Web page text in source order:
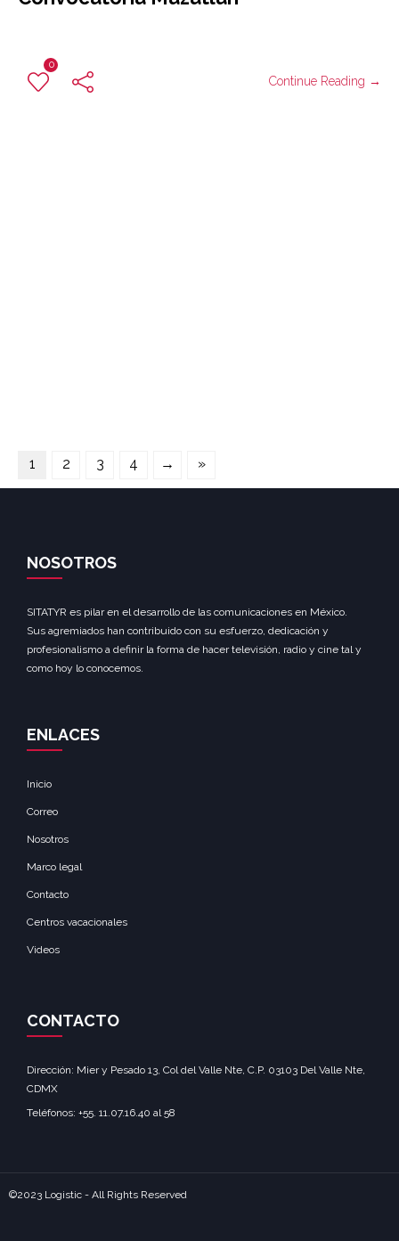
0
Continue Reading →
1 2 3 4 → »
NOSOTROS
SITATYR es pilar en el desarrollo de las comunicaciones en México.
Sus agremiados han contribuido con su esfuerzo, dedicación y
profesionalismo a definir la forma de hacer televisión, radio y cine tal y
como hoy lo conocemos.
ENLACES
Inicio
Correo
Nosotros
Marco legal
Contacto
Centros vacacionales
Videos
CONTACTO
Dirección: Mier y Pesado 13, Col del Valle Nte, C.P. 03103 Del Valle Nte,
CDMX‎
Teléfonos: +55. 11.07.16.40 al 58‎
©2023 Logistic - All Rights Reserved